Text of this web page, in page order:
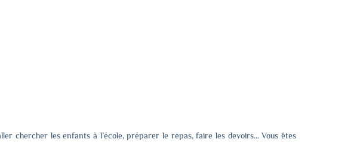
chercher les enfants à l’école, préparer le repas, faire les devoirs… Vous êtes